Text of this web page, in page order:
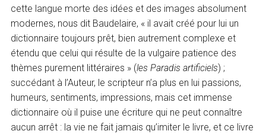
cette langue morte des idées et des images absolument
modernes, nous dit Baudelaire, « il avait créé pour lui un
dictionnaire toujours prêt, bien autrement complexe et
étendu que celui qui résulte de la vulgaire patience des
thèmes purement littéraires » (les Paradis artificiels) ;
succédant à l’Auteur, le scripteur n’a plus en lui passions,
humeurs, sentiments, impressions, mais cet immense
dictionnaire où il puise une écriture qui ne peut connaître
aucun arrêt : la vie ne fait jamais qu’imiter le livre, et ce livre